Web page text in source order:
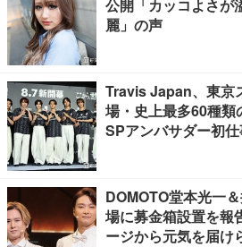
公開「カッコよさが
麗」の声
Travis Japan、東京
場・史上最多60種
SPアンバサダー初
DOMOTO堂本光一
場に募金箱設置を報
ージから元気を届け